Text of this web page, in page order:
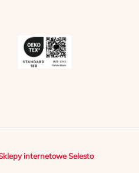
internetowe Selesto